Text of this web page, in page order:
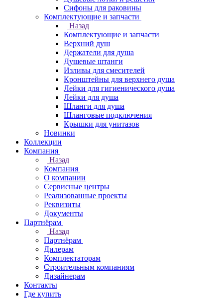
Сифоны для раковины
Комплектующие и запчасти
Назад
Комплектующие и запчасти
Верхний душ
Держатели для душа
Душевые штанги
Изливы для смесителей
Кронштейны для верхнего душа
Лейки для гигиенического душа
Лейки для душа
Шланги для душа
Шланговые подключения
Крышки для унитазов
Новинки
Коллекции
Компания
Назад
Компания
О компании
Сервисные центры
Реализованные проекты
Реквизиты
Документы
Партнёрам
Назад
Партнёрам
Дилерам
Комплектаторам
Строительным компаниям
Дизайнерам
Контакты
Где купить